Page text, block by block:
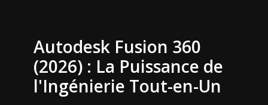
Autodesk Fusion 360
(2026) : La Puissance de
l'Ingénierie Tout-en-Un